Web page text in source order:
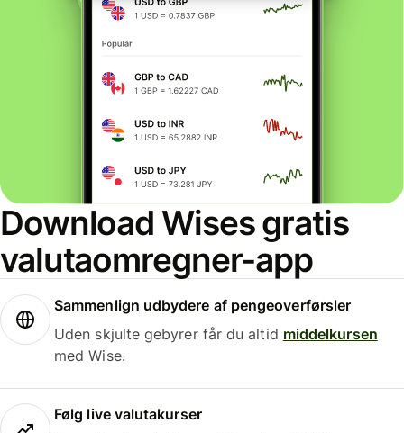
Download Wises gratis
valutaomregner-app
Sammenlign udbydere af pengeoverførsler
Uden skjulte gebyrer får du altid middelkursen
med Wise.
Følg live valutakurser